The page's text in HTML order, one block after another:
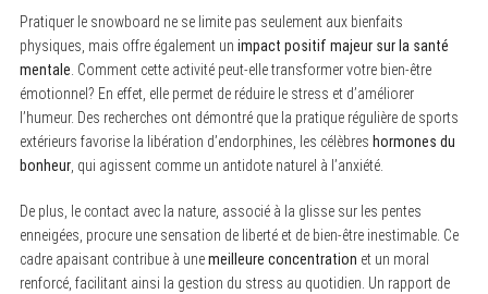
Pratiquer le snowboard ne se limite pas seulement aux bienfaits
physiques, mais offre également un impact positif majeur sur la santé
mentale. Comment cette activité peut-elle transformer votre bien-être
émotionnel? En effet, elle permet de réduire le stress et d’améliorer
l’humeur. Des recherches ont démontré que la pratique régulière de sports
extérieurs favorise la libération d’endorphines, les célèbres hormones du
bonheur, qui agissent comme un antidote naturel à l’anxiété.
De plus, le contact avec la nature, associé à la glisse sur les pentes
enneigées, procure une sensation de liberté et de bien-être inestimable. Ce
cadre apaisant contribue à unemeilleure concentration et un moral
renforcé, facilitant ainsi la gestion du stress au quotidien. Un rapport de